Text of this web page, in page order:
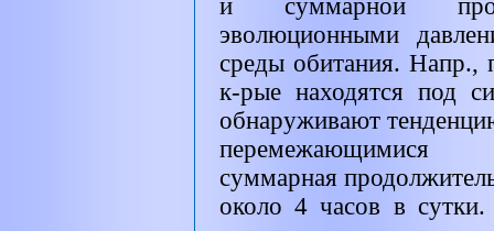
и суммарной
эволюционными
среды обитания. Напр.,
к-рые находятся под
обнаруживают
перемежающимися
суммарная
около 4 часов в